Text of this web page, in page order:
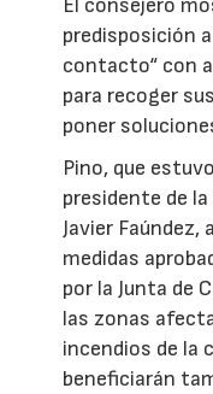
El consejero
predisposición
contacto“ con
para recoger
poner
Pino, que
presidente de
Javier Faúndez,
medidas
por la Junta de
las zonas
incendios de la
beneficiarán